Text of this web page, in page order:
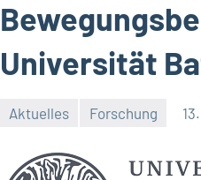
Universität
Aktuelles Forschung